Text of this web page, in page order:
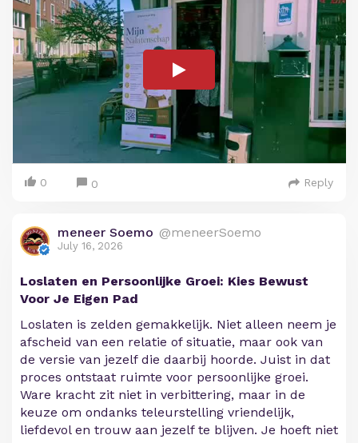
0 0 Reply
meneer Soemo @meneerSoemo
July 16, 2026
Loslaten en Persoonlijke Groei: Kies Bewust
Voor Je Eigen Pad
Loslaten is zelden gemakkelijk. Niet alleen neem je
afscheid van een relatie of situatie, maar ook van
de versie van jezelf die daarbij hoorde. Juist in dat
proces ontstaat ruimte voor persoonlijke groei.
Ware kracht zit niet in verbittering, maar in de
keuze om ondanks teleurstelling vriendelijk,
liefdevol en trouw aan jezelf te blijven. Je hoeft niet